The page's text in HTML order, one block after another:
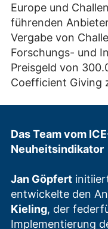
Europe und
führenden
Vergabe von
Forschungs- und
Preisgeld von
Coefficient Giving
Das Team vom
Neuheitsindikator
Jan Göpfert
entwickelte den
Kieling, der
Implementierung